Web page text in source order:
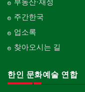
부동산·재정
주간한국
업소록
찾아오시는 길
한인 문화예술 연합